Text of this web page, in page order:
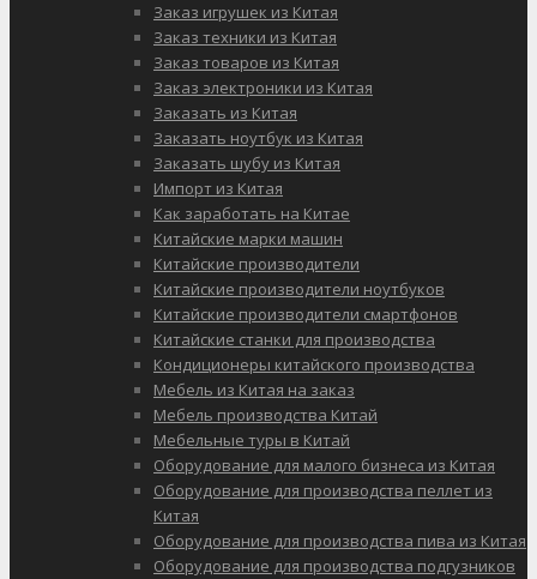
Заказ игрушек из Китая
Заказ техники из Китая
Заказ товаров из Китая
Заказ электроники из Китая
Заказать из Китая
Заказать ноутбук из Китая
Заказать шубу из Китая
Импорт из Китая
Как заработать на Китае
Китайские марки машин
Китайские производители
Китайские производители ноутбуков
Китайские производители смартфонов
Китайские станки для производства
Кондиционеры китайского производства
Мебель из Китая на заказ
Мебель производства Китай
Мебельные туры в Китай
Оборудование для малого бизнеса из Китая
Оборудование для производства пеллет из
Китая
Оборудование для производства пива из Китая
Оборудование для производства подгузников